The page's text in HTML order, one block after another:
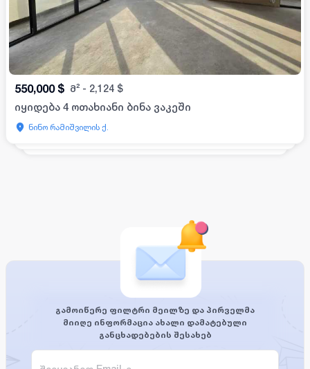
550,000 $ მ² - 2,124 $
იყიდება 4 ოთახიანი ბინა ვაკეში
ნინო რამიშვილის ქ.
გამოიწერე ფილტრი მეილზე და პირველმა
მიიღე ინფორმაცია ახალი დამატებული
განცხადებების შესახებ